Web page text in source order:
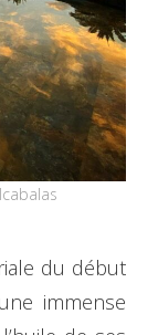
du début
immense